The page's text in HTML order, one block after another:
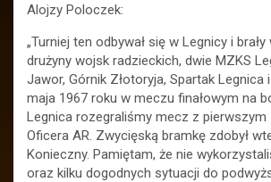
Alojzy Poloczek:
„Turniej ten odbywał się w Legnicy i
drużyny wojsk radzieckich, dwie MZKS
Jawor, Górnik Złotoryja, Spartak Legnica i
maja 1967 roku w meczu finałowym na
Legnica rozegraliśmy mecz z pierwszym
Oficera AR. Zwycięską bramkę zdobył
Konieczny. Pamiętam, że nie
oraz kilku dogodnych sytuacji do